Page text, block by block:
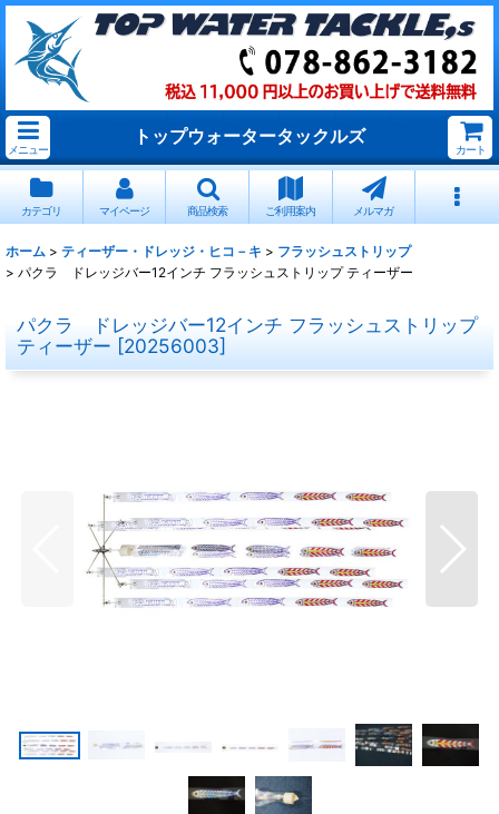
メニュー
トップウォータータックルズ
カート
カテゴリ マイページ 商品検索 ご利用案内 メルマガ
ホーム > ティーザー・ドレッジ・ヒコ－キ > フラッシュストリップ
> パクラ ドレッジバー12インチ フラッシュストリップ ティーザー
パクラ ドレッジバー12インチ フラッシュストリップ
ティーザー [20256003]